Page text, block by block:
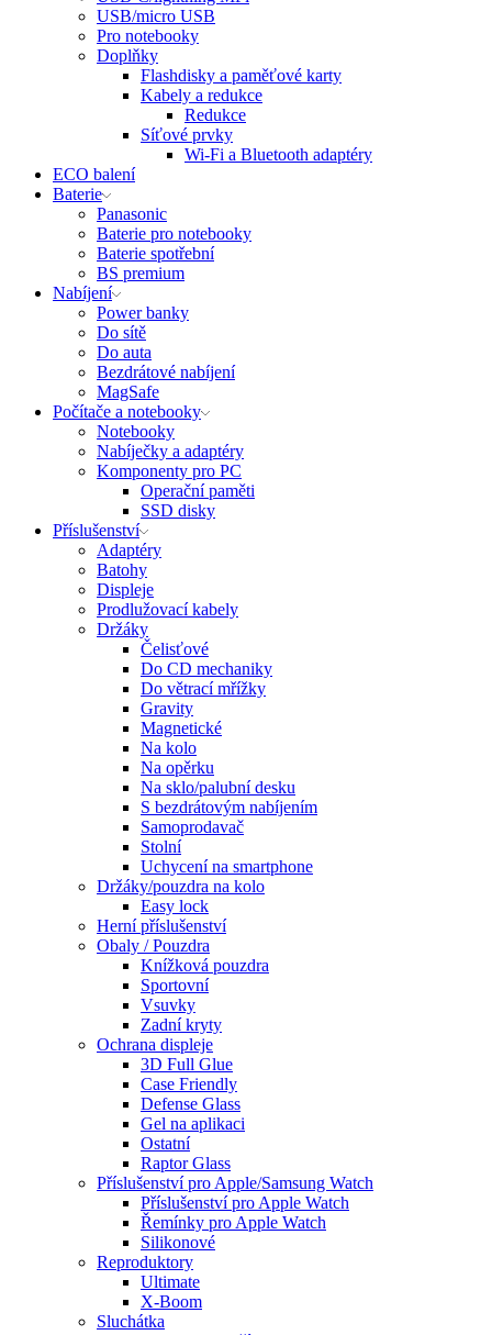
USB/micro USB
Pro notebooky
Doplňky
Flashdisky a paměťové karty
Kabely a redukce
Redukce
Síťové prvky
Wi-Fi a Bluetooth adaptéry
ECO balení
Baterie
Panasonic
Baterie pro notebooky
Baterie spotřební
BS premium
Nabíjení
Power banky
Do sítě
Do auta
Bezdrátové nabíjení
MagSafe
Počítače a notebooky
Notebooky
Nabíječky a adaptéry
Komponenty pro PC
Operační paměti
SSD disky
Příslušenství
Adaptéry
Batohy
Displeje
Prodlužovací kabely
Držáky
Čelisťové
Do CD mechaniky
Do větrací mřížky
Gravity
Magnetické
Na kolo
Na opěrku
Na sklo/palubní desku
S bezdrátovým nabíjením
Samoprodavač
Stolní
Uchycení na smartphone
Držáky/pouzdra na kolo
Easy lock
Herní příslušenství
Obaly / Pouzdra
Knížková pouzdra
Sportovní
Vsuvky
Zadní kryty
Ochrana displeje
3D Full Glue
Case Friendly
Defense Glass
Gel na aplikaci
Ostatní
Raptor Glass
Příslušenství pro Apple/Samsung Watch
Příslušenství pro Apple Watch
Řemínky pro Apple Watch
Silikonové
Reproduktory
Ultimate
X-Boom
Sluchátka